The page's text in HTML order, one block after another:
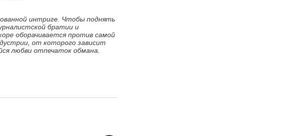
интриге. Чтобы поднять
братии и
оборачивается против самой
от которого зависит
любви отпечаток обмана.